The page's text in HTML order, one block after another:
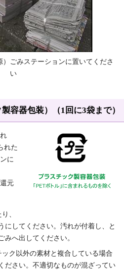
ごみステーションに置いてくださ
い
容器包装）（1回に3袋まで）
れた
に
元
、
にしてください。汚れが付着し、と
みへ出してください。
ク以外の素材と複合している場合
ださい。不適切なものが混ざってい